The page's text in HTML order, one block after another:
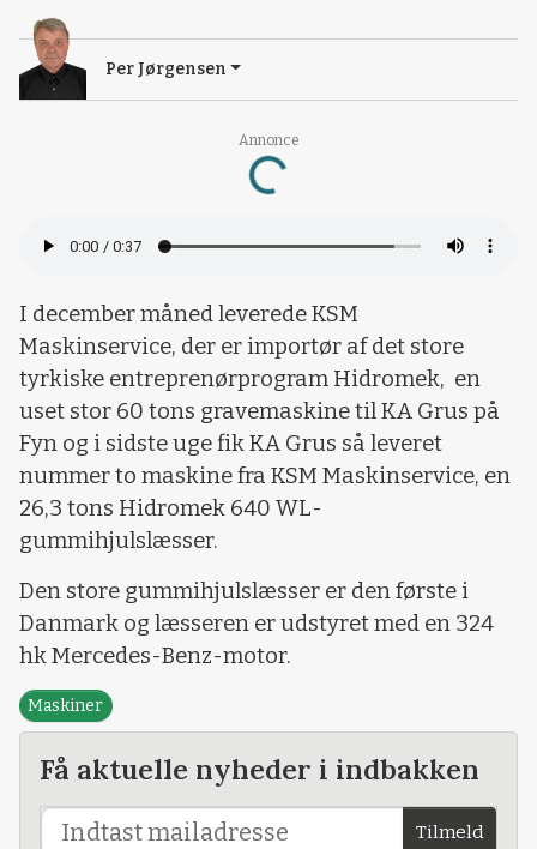
Annonce
Loading...
Per Jørgensen
I december måned leverede KSM
Maskinservice, der er importør af det store
tyrkiske entreprenørprogram Hidromek, en
uset stor 60 tons gravemaskine til KA Grus på
Fyn og i sidste uge fik KA Grus så leveret
nummer to maskine fra KSM Maskinservice, en
26,3 tons Hidromek 640 WL-
gummihjulslæsser.
Den store gummihjulslæsser er den første i
Danmark og læsseren er udstyret med en 324
hk Mercedes-Benz-motor.
Maskiner
Få aktuelle nyheder i indbakken
Tilmeld